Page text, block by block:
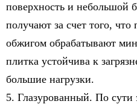
поверхность и небольшой
получают за счет того,
обжигом обрабатывают
плитка устойчива к
большие нагрузки.
5. Глазурованный. По